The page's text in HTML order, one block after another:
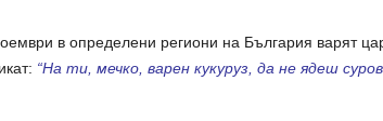
в определени региони на България варят
“На ти, мечко, варен кукуруз, да не ядеш